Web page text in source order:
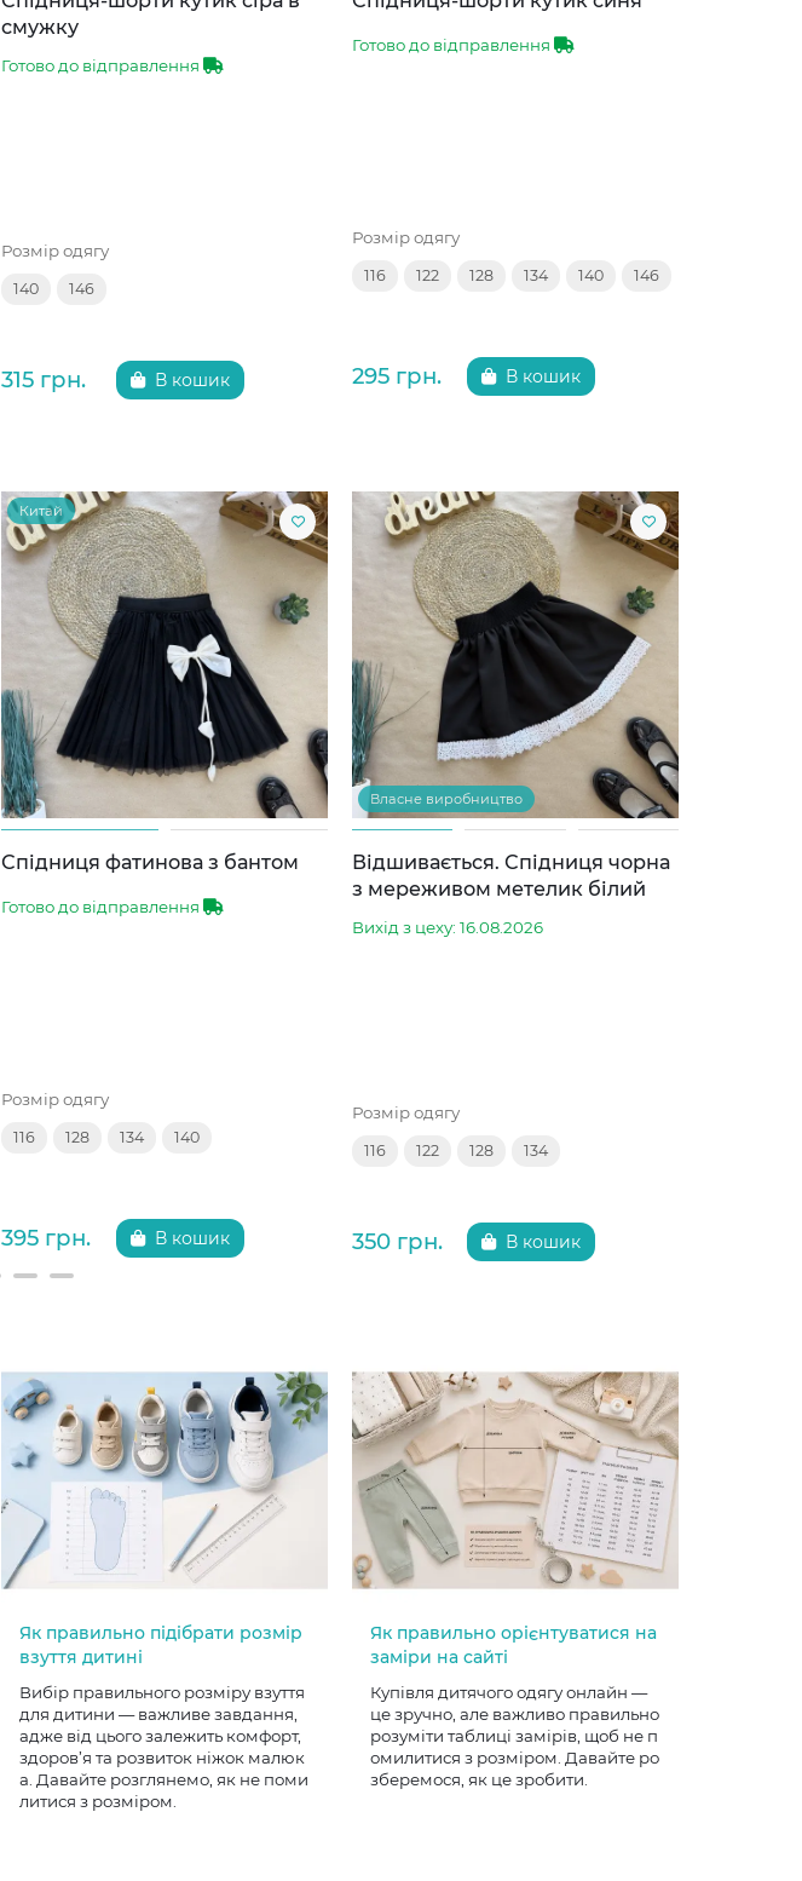
смужку
Готово до відправлення
Розмір одягу
140 146
315 грн. В кошик
Готово до відправлення
Розмір одягу
116 122 128 134 140 146
295 грн. В кошик
Китай
Спідниця фатинова з бантом
Готово до відправлення
Розмір одягу
116 128 134 140
395 грн. В кошик
Власне виробництво
Відшивається. Спідниця чорна
з мереживом метелик білий
Вихід з цеху: 16.08.2026
Розмір одягу
116 122 128 134
350 грн. В кошик
Як правильно підібрати розмір
взуття дитині
Вибір правильного розміру взуття
для дитини — важливе завдання,
адже від цього залежить комфорт,
здоров’я та розвиток ніжок малюк
а. Давайте розглянемо, як не поми
литися з розміром.
Як правильно орієнтуватися на
заміри на сайті
Купівля дитячого одягу онлайн —
це зручно, але важливо правильно
розуміти таблиці замірів, щоб не п
омилитися з розміром. Давайте ро
зберемося, як це зробити.